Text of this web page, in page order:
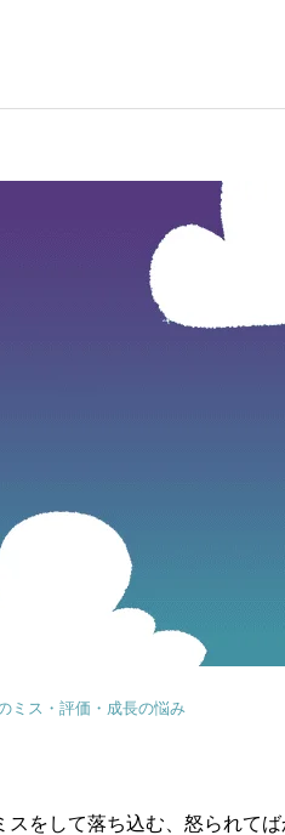
ブランディングサポート
ミス・評価・成長の悩み
スをして落ち込む、怒られて